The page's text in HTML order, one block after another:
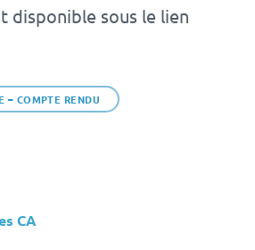
disponible sous le lien
– COMPTE RENDU
CA